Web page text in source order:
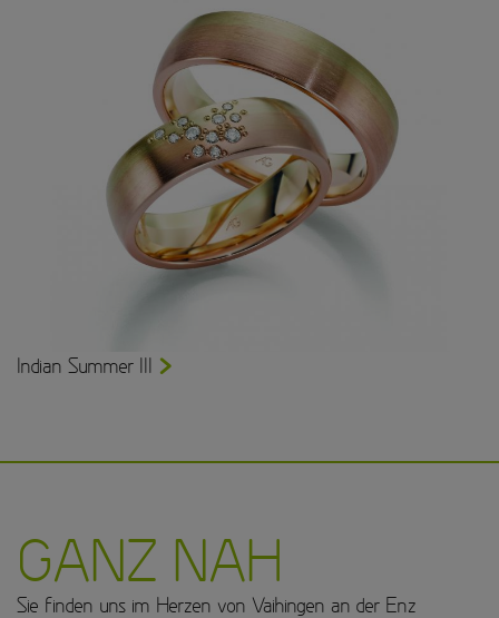
Indian Summer III
GANZ NAH
Sie finden uns im Herzen von Vaihingen an der Enz